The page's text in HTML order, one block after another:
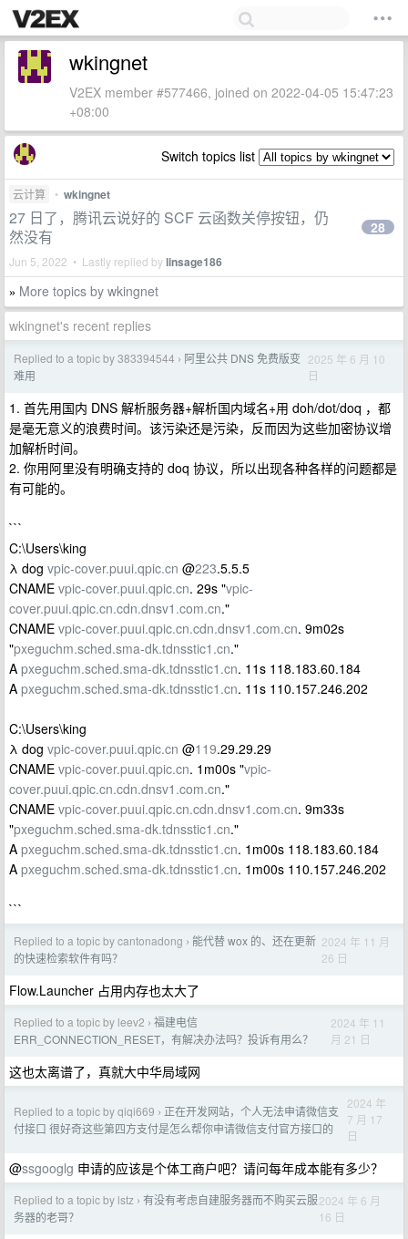
wkingnet
V2EX member #577466, joined on 2022-04-05 15:47:23
+08:00
Switch topics list
云计算 • wkingnet
27 日了，腾讯云说好的 SCF 云函数关停按钮，仍
然没有
Jun 5, 2022 • Lastly replied bylinsage186
28
» More topics by wkingnet
wkingnet's recent replies
Replied to a topic by 383394544 › 阿里公共 DNS 免费版变
难用
2025 年 6 月 10
日
1. 首先用国内 DNS 解析服务器+解析国内域名+用 doh/dot/doq ，都
是毫无意义的浪费时间。该污染还是污染，反而因为这些加密协议增
加解析时间。
2. 你用阿里没有明确支持的 doq 协议，所以出现各种各样的问题都是
有可能的。
```
C:\Users\king
λ dog vpic-cover.puui.qpic.cn @223.5.5.5
CNAME vpic-cover.puui.qpic.cn. 29s "vpic-
cover.puui.qpic.cn.cdn.dnsv1.com.cn."
CNAME vpic-cover.puui.qpic.cn.cdn.dnsv1.com.cn. 9m02s
"pxeguchm.sched.sma-dk.tdnsstic1.cn."
A pxeguchm.sched.sma-dk.tdnsstic1.cn. 11s 118.183.60.184
A pxeguchm.sched.sma-dk.tdnsstic1.cn. 11s 110.157.246.202
C:\Users\king
λ dog vpic-cover.puui.qpic.cn @119.29.29.29
CNAME vpic-cover.puui.qpic.cn. 1m00s "vpic-
cover.puui.qpic.cn.cdn.dnsv1.com.cn."
CNAME vpic-cover.puui.qpic.cn.cdn.dnsv1.com.cn. 9m33s
"pxeguchm.sched.sma-dk.tdnsstic1.cn."
A pxeguchm.sched.sma-dk.tdnsstic1.cn. 1m00s 118.183.60.184
A pxeguchm.sched.sma-dk.tdnsstic1.cn. 1m00s 110.157.246.202
```
Replied to a topic by cantonadong › 能代替 wox 的、还在更新
的快速检索软件有吗？
2024 年 11 月
26 日
Flow.Launcher 占用内存也太大了
Replied to a topic by leev2 › 福建电信
ERR_CONNECTION_RESET，有解决办法吗？投诉有用么？
2024 年 11
月 21 日
这也太离谱了，真就大中华局域网
Replied to a topic by qiqi669 › 正在开发网站，个人无法申请微信支
付接口 很好奇这些第四方支付是怎么帮你申请微信支付官方接口的
2024 年
7 月 17
日
@ssgooglg 申请的应该是个体工商户吧？请问每年成本能有多少？
Replied to a topic by lstz › 有没有考虑自建服务器而不购买云服
务器的老哥？
2024 年 6 月
16 日